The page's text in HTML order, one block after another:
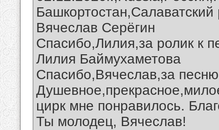
Вячеслав Серёгин
Спасибо,Лилия,за ролик к
Лилия Баймухаметова
Спасибо,Вячеслав,за
цирк мне понравилось.
Ты молодец, Вячеслав!